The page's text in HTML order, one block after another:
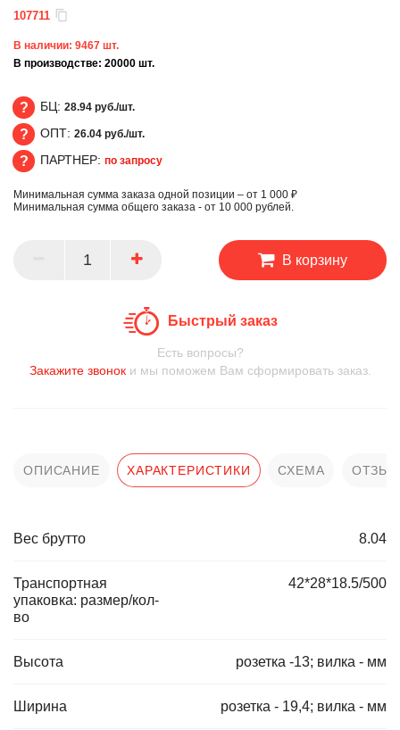
107711
В наличии: 9467 шт.
В производстве: 20000 шт.
БЦ
БЦ: 28.94 руб./шт.
ОПТ
ОПТ: 26.04 руб./шт.
ПАРТНЕР
ПАРТНЕР: по запросу
Минимальная сумма заказа одной позиции – от 1 000 ₽
Минимальная сумма общего заказа - от 10 000 рублей.
В корзину
Быстрый заказ
Есть вопросы?
Закажите звоноки мы поможем Вам сформировать заказ.
ОПИСАНИЕ ХАРАКТЕРИСТИКИ СХЕМА
Вес брутто 8.04
Транспортная
упаковка: размер/кол-
во
42*28*18.5/500
Высота розетка -13; вилка - мм
Ширина розетка - 19,4; вилка - мм